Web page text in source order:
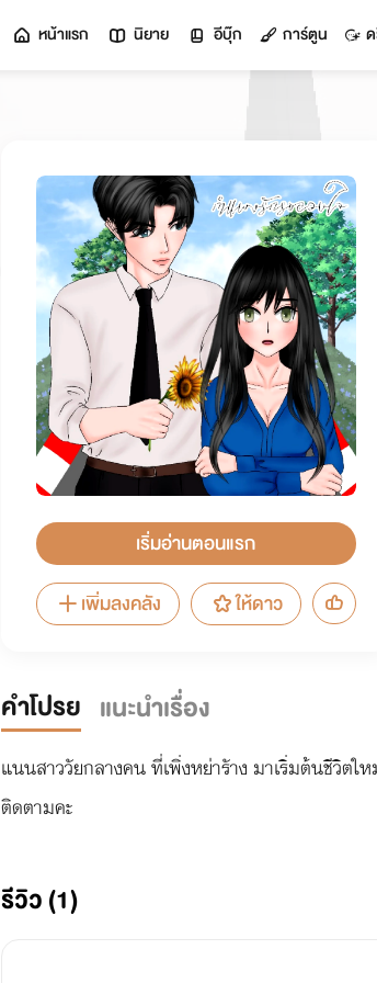
หน้าแรก นิยาย อีบุ๊ก การ์ตูน
เริ่มอ่านตอนแรก
เพิ่มลงคลัง
ให้ดาว
คำโปรย แนะนำเรื่อง
แนนสาววัยกลางคน ที่เพิ่งหย่ารัาง มาเริ่มต้นชีวิต
ติดตามคะ
รีวิว (1)